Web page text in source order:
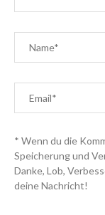
* Wenn du die
Speicherung und
Danke, Lob,
deine Nachricht!